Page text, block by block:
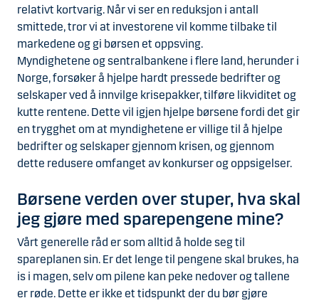
relativt kortvarig. Når vi ser en reduksjon i antall
smittede, tror vi at investorene vil komme tilbake til
markedene og gi børsen et oppsving.
Myndighetene og sentralbankene i flere land, herunder i
Norge, forsøker å hjelpe hardt pressede bedrifter og
selskaper ved å innvilge krisepakker, tilføre likviditet og
kutte rentene. Dette vil igjen hjelpe børsene fordi det gir
en trygghet om at myndighetene er villige til å hjelpe
bedrifter og selskaper gjennom krisen, og gjennom
dette redusere omfanget av konkurser og oppsigelser.
Børsene verden over stuper, hva skal
jeg gjøre med sparepengene mine?
Vårt generelle råd er som alltid å holde seg til
spareplanen sin. Er det lenge til pengene skal brukes, ha
is i magen, selv om pilene kan peke nedover og tallene
er røde. Dette er ikke et tidspunkt der du bør gjøre